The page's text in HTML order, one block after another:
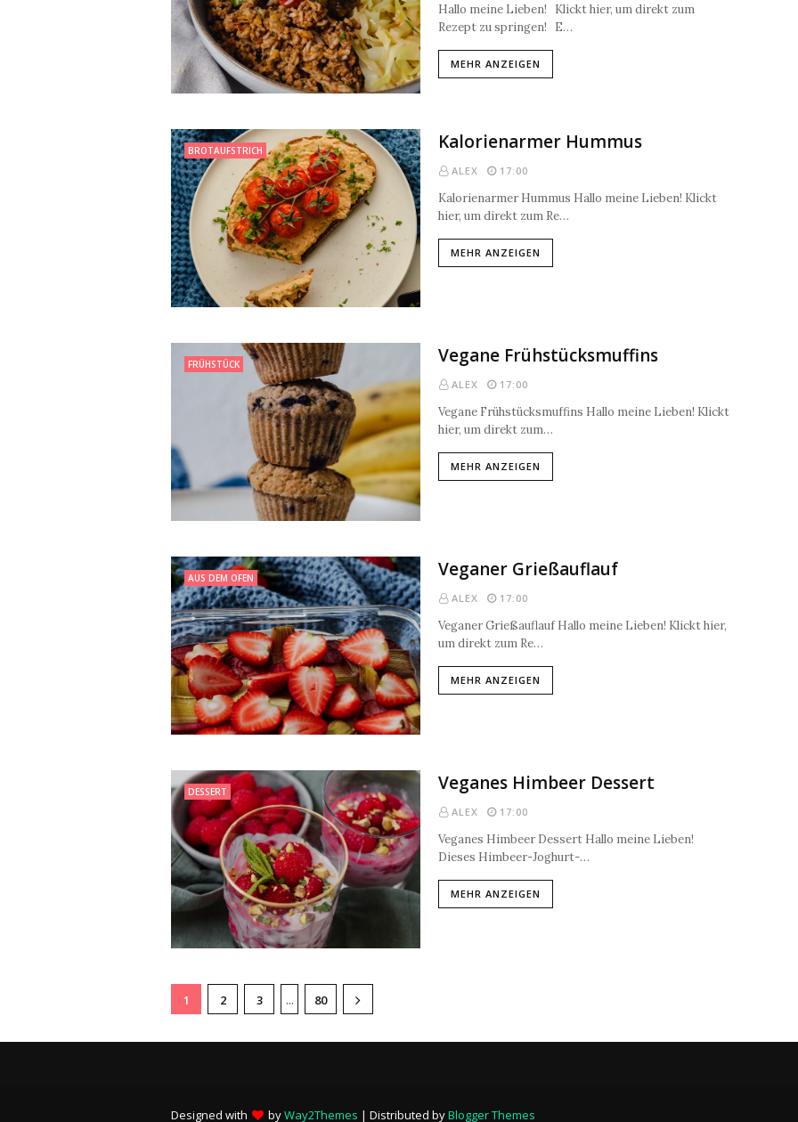
Hallo meine Lieben! Klickt hier, um direkt zum
Rezept zu springen! E…
MEHR ANZEIGEN
BROTAUFSTRICH Kalorienarmer Hummus
ALEX 17:00
Kalorienarmer Hummus Hallo meine Lieben! Klickt
hier, um direkt zum Re…
MEHR ANZEIGEN
FRÜHSTÜCK Vegane Frühstücksmuffins
ALEX 17:00
Vegane Frühstücksmuffins Hallo meine Lieben! Klickt
hier, um direkt zum…
MEHR ANZEIGEN
AUS DEM OFEN Veganer Grießauflauf
ALEX 17:00
Veganer Grießauflauf Hallo meine Lieben! Klickt hier,
um direkt zum Re…
MEHR ANZEIGEN
DESSERT Veganes Himbeer Dessert
ALEX 17:00
Veganes Himbeer Dessert Hallo meine Lieben!
Dieses Himbeer-Joghurt-…
MEHR ANZEIGEN
1 2 3 ... 80
Designed with byWay2Themes | Distributed byBlogger Themes